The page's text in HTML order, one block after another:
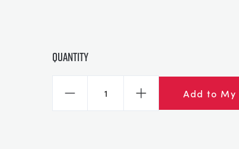
Quantity
Decrease Increase Add to My